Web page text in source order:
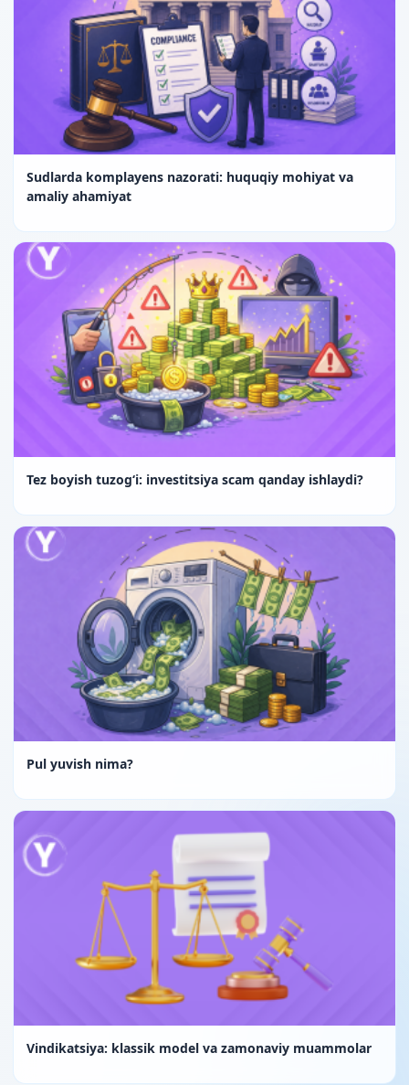
Sudlarda komplayens nazorati: huquqiy mohiyat va
amaliy ahamiyat
Tez boyish tuzog‘i: investitsiya scam qanday ishlaydi?
Pul yuvish nima?
Vindikatsiya: klassik model va zamonaviy muammolar